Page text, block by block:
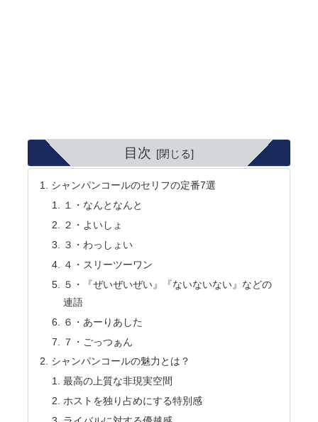
目次
シャンパンコールのセリフの定番7選
１・なんとなんと
２・よいしょ
３・わっしょい
４・スリーツーワン
５・『ぜいぜいぜい』『ないないない』などの
連語
６・あーりあした
７・ごっつぁん
シャンパンコールの魅力とは？
最高の上質な非現実空間
ホストを独り占めにする特別感